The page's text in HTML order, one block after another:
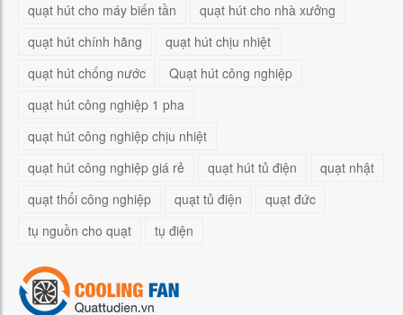
quạt hút cho máy biến tần
quạt hút cho nhà xưởng
quạt hút chính hãng
quạt hút chịu nhiệt
quạt hút chống nước
Quạt hút công nghiệp
quạt hút công nghiệp 1 pha
quạt hút công nghiệp chịu nhiệt
quạt hút công nghiệp giá rẻ
quạt hút tủ điện
quạt nhật
quạt thổi công nghiệp
quạt tủ điện
quạt đức
tụ nguồn cho quạt
tụ điện